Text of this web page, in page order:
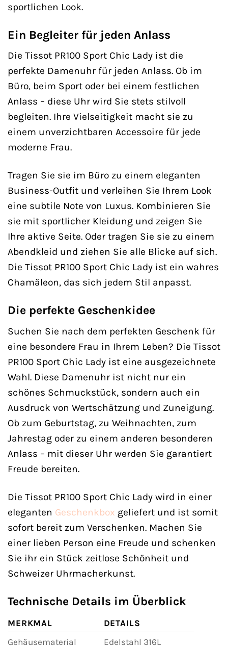
sportlichen Look.
Ein Begleiter für jeden Anlass
Die Tissot PR100 Sport Chic Lady ist die
perfekte Damenuhr für jeden Anlass. Ob im
Büro, beim Sport oder bei einem festlichen
Anlass – diese Uhr wird Sie stets stilvoll
begleiten. Ihre Vielseitigkeit macht sie zu
einem unverzichtbaren Accessoire für jede
moderne Frau.
Tragen Sie sie im Büro zu einem eleganten
Business-Outfit und verleihen Sie Ihrem Look
eine subtile Note von Luxus. Kombinieren Sie
sie mit sportlicher Kleidung und zeigen Sie
Ihre aktive Seite. Oder tragen Sie sie zu einem
Abendkleid und ziehen Sie alle Blicke auf sich.
Die Tissot PR100 Sport Chic Lady ist ein wahres
Chamäleon, das sich jedem Stil anpasst.
Die perfekte Geschenkidee
Suchen Sie nach dem perfekten Geschenk für
eine besondere Frau in Ihrem Leben? Die Tissot
PR100 Sport Chic Lady ist eine ausgezeichnete
Wahl. Diese Damenuhr ist nicht nur ein
schönes Schmuckstück, sondern auch ein
Ausdruck von Wertschätzung und Zuneigung.
Ob zum Geburtstag, zu Weihnachten, zum
Jahrestag oder zu einem anderen besonderen
Anlass – mit dieser Uhr werden Sie garantiert
Freude bereiten.
Die Tissot PR100 Sport Chic Lady wird in einer
eleganten Geschenkbox geliefert und ist somit
sofort bereit zum Verschenken. Machen Sie
einer lieben Person eine Freude und schenken
Sie ihr ein Stück zeitlose Schönheit und
Schweizer Uhrmacherkunst.
Technische Details im Überblick
MERKMAL
DETAILS
Gehäusematerial
Edelstahl 316L